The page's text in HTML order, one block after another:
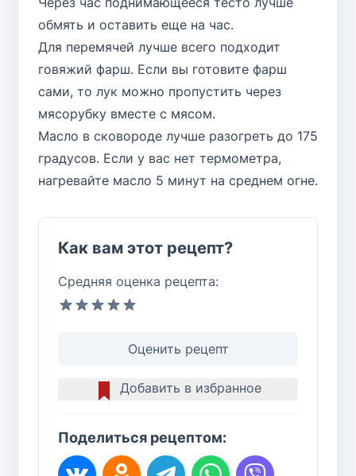
обмять и оставить еще на час.
Для перемячей лучше всего подходит
говяжий фарш. Если вы готовите фарш
сами, то лук можно пропустить через
мясорубку вместе с мясом.
Масло в сковороде лучше разогреть до 175
градусов. Если у вас нет термометра,
нагревайте масло 5 минут на среднем огне.
Как вам этот рецепт?
Средняя оценка рецепта:
Оценить рецепт
Добавить в избранное
Поделиться рецептом: